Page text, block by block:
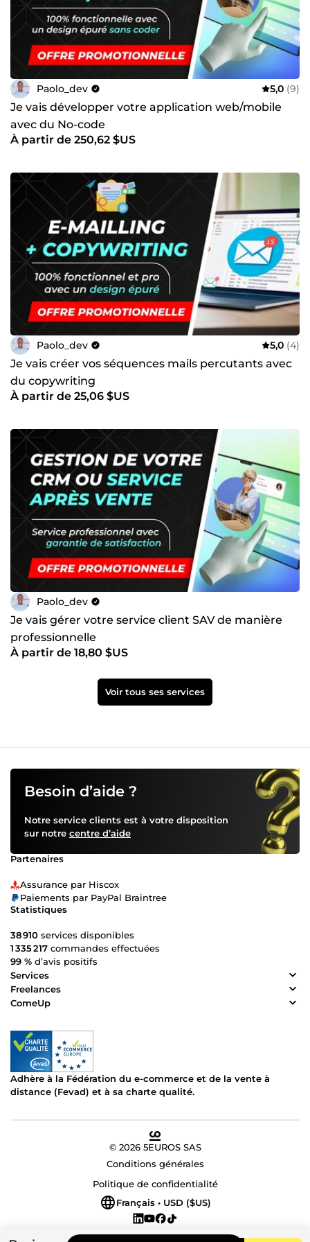
Paolo_dev 5,0 (9)
Je vais développer votre application web/mobile
avec du No-code
À partir de 250,62 $US
Paolo_dev 5,0 (4)
Je vais créer vos séquences mails percutants avec
du copywriting
À partir de 25,06 $US
Paolo_dev
Je vais gérer votre service client SAV de manière
professionnelle
À partir de 18,80 $US
Voir tous ses services
Besoin d’aide ?
Notre service clients est à votre disposition
sur notre centre d’aide
Partenaires
Assurance par Hiscox
Paiements par PayPal Braintree
Statistiques
38 910 services disponibles
1 335 217 commandes effectuées
99 % d’avis positifs
Services
Freelances
ComeUp
Adhère à la Fédération du e-commerce et de la vente à
distance (Fevad) et à sa charte qualité.
© 2026 5EUROS SAS
Conditions générales
Politique de confidentialité
Français • USD ($US)